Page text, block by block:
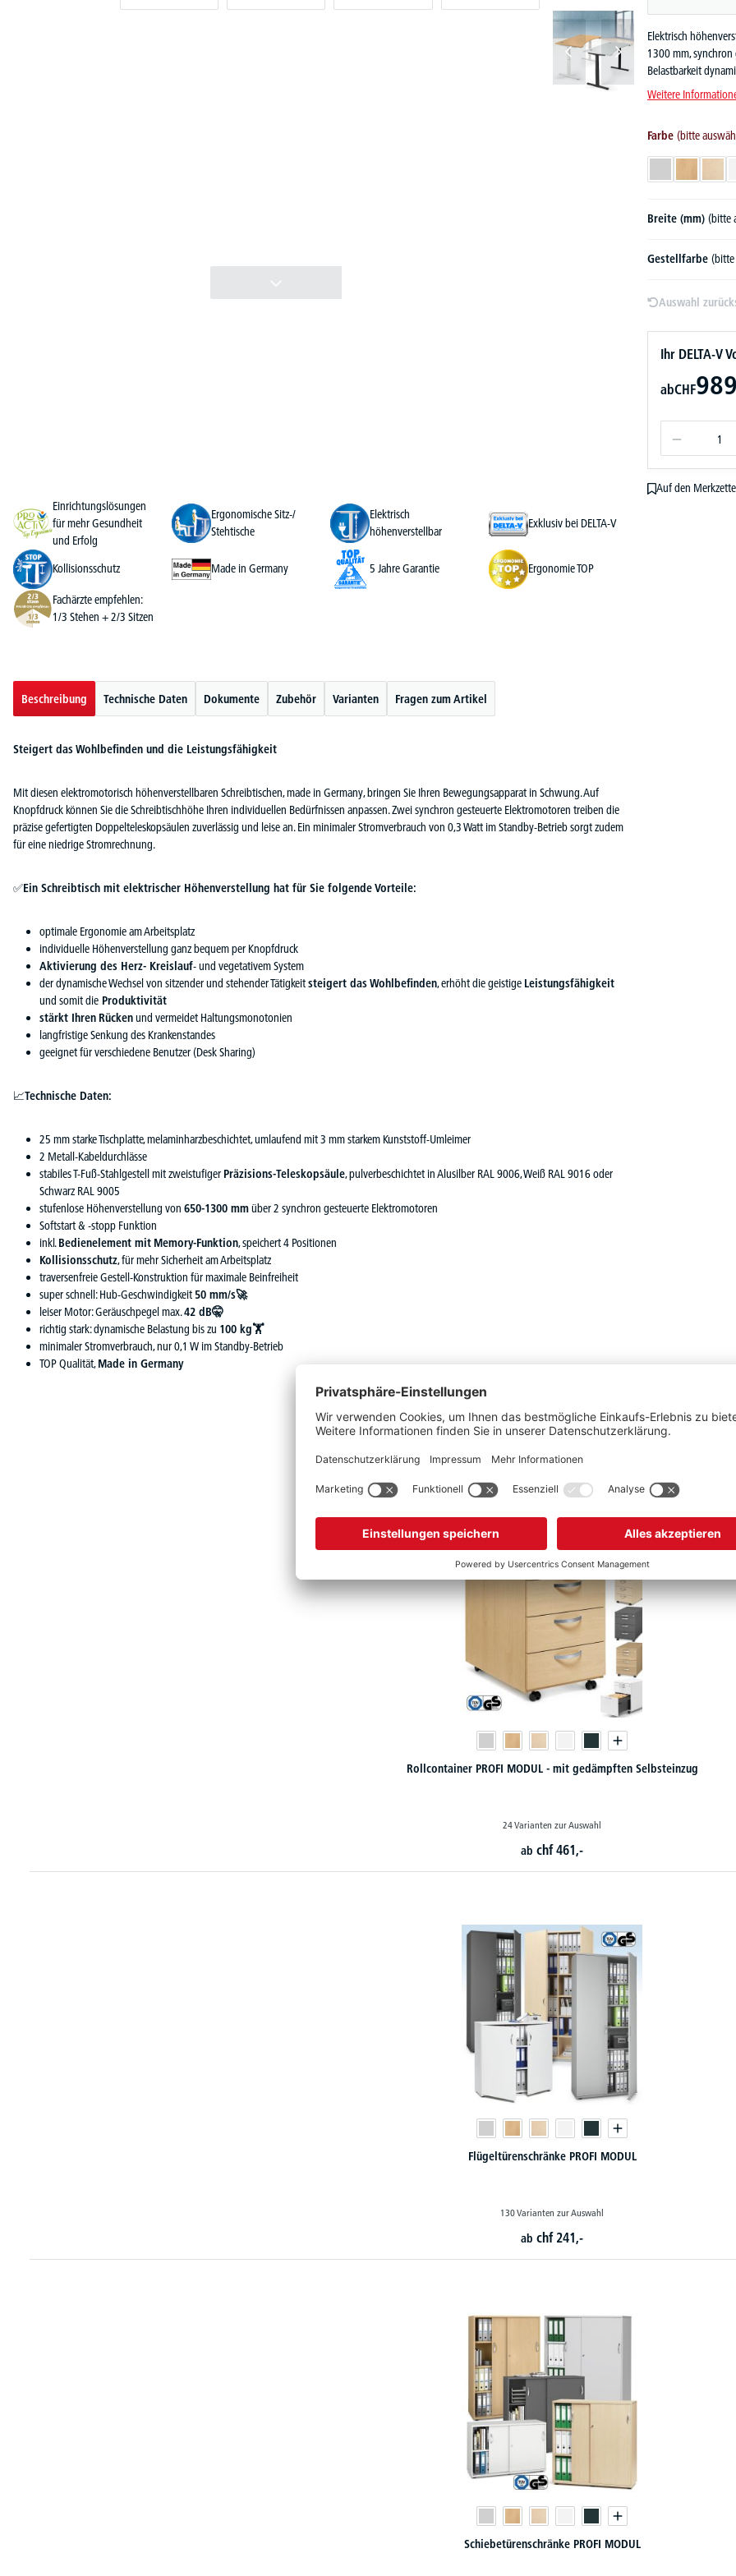
Elektrisch
1300 mm,
Belastbarkeit
Weitere
Farbe (bitte
Breite (mm) (bitte
Gestellfarbe (bitte
Auswahl
Ihr DELTA-V
abCHF
Auf den Merkzettel
Einrichtungslösungen
für mehr Gesundheit
und Erfolg
Ergonomische Sitz-/
Stehtische
Elektrisch
höhenverstellbar
Exklusiv bei DELTA-V
Kollisionsschutz Made in Germany 5 Jahre Garantie Ergonomie TOP
Fachärzte empfehlen:
1/3 Stehen + 2/3 Sitzen
Beschreibung Technische Daten Dokumente Zubehör Varianten Fragen zum Artikel
Steigert das Wohlbefinden und die Leistungsfähigkeit
Mit diesen elektromotorisch höhenverstellbaren Schreibtischen, made in Germany, bringen Sie Ihren Bewegungsapparat in Schwung. Auf
Knopfdruck können Sie die Schreibtischhöhe Ihren individuellen Bedürfnissen anpassen. Zwei synchron gesteuerte Elektromotoren treiben die
präzise gefertigten Doppelteleskopsäulen zuverlässig und leise an. Ein minimaler Stromverbrauch von 0,3 Watt im Standby-Betrieb sorgt zudem
für eine niedrige Stromrechnung.
✅Ein Schreibtisch mit elektrischer Höhenverstellung hat für Sie folgende Vorteile:
optimale Ergonomie am Arbeitsplatz
individuelle Höhenverstellung ganz bequem per Knopfdruck
Aktivierung des Herz- Kreislauf- und vegetativem System
der dynamische Wechsel von sitzender und stehender Tätigkeitsteigert das Wohlbefinden, erhöht die geistige Leistungsfähigkeit
und somit die Produktivität
stärkt Ihren Rückenund vermeidet Haltungsmonotonien
langfristige Senkung des Krankenstandes
geeignet für verschiedene Benutzer (Desk Sharing)
📈Technische Daten:
25 mm starke Tischplatte, melaminharzbeschichtet, umlaufend mit 3 mm starkem Kunststoff-Umleimer
2 Metall-Kabeldurchlässe
stabiles T-Fuß-Stahlgestell mit zweistufiger Präzisions-Teleskopsäule, pulverbeschichtet in Alusilber RAL 9006, Weiß RAL 9016 oder
Schwarz RAL 9005
stufenlose Höhenverstellung von 650-1300 mmüber 2 synchron gesteuerte Elektromotoren
Softstart & -stopp Funktion
inkl.Bedienelement mit Memory-Funktion, speichert 4 Positionen
Kollisionsschutz, für mehr Sicherheit am Arbeitsplatz
traversenfreie Gestell-Konstruktion für maximale Beinfreiheit
super schnell: Hub-Geschwindigkeit 50 mm/s🚀
leiser Motor: Geräuschpegel max.42 dB🤫
richtig stark: dynamische Belastung bis zu 100 kg🏋
minimaler Stromverbrauch, nur 0,1 W im Standby-Betrieb
TOP Qualität,Made in Germany
Vervollständigen Sie Ihr PROFI MODUL
Rollcontainer PROFI MODUL - mit gedämpften Selbsteinzug
24 Varianten zur Auswahl
ab chf 461,-
Flügeltürenschränke PROFI MODUL
130 Varianten zur Auswahl
ab chf 241,-
Schiebetürenschränke PROFI MODUL